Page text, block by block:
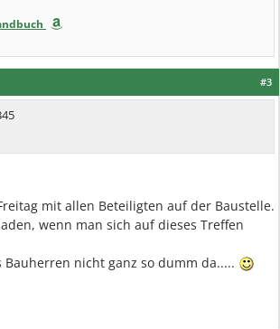
#3
mit allen Beteiligten auf der Baustelle.
wenn man sich auf dieses Treffen
Bauherren nicht ganz so dumm da.....